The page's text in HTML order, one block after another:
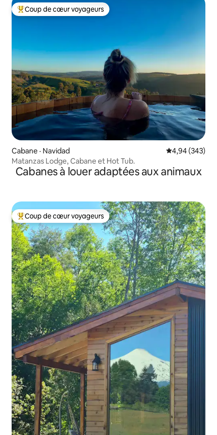
Coup de cœur voyageurs parmi les plus aimés
Coup de cœur voyageurs
Cabane · Navidad Note
4,94 (343)
Matanzas Lodge, Cabane et Hot Tub.
Cabanes à louer adaptées aux animaux
Coup de cœur voyageurs parmi les plus aimés
Coup de cœur voyageurs